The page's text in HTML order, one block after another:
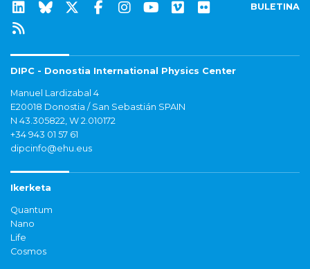
BULETINA
DIPC - Donostia International Physics Center
Manuel Lardizabal 4
E20018 Donostia / San Sebastián SPAIN
N 43.305822, W 2.010172
+34 943 01 57 61
dipcinfo@ehu.eus
Ikerketa
Quantum
Nano
Life
Cosmos